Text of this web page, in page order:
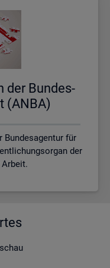
der Bun­des­
(ANBA)
Bundesagentur für
der